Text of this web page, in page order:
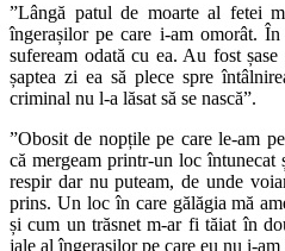
”Lângă patul de moarte al fetei
îngerașilor pe care i-am omorât.
sufeream odată cu ea. Au fost
șaptea zi ea să plece spre
criminal nu l-a lăsat să se nască”.
”Obosit de nopțile pe care le-am
că mergeam printr-un loc întunecat
respir dar nu puteam, de unde
prins. Un loc în care gălăgia mă
și cum un trăsnet m-ar fi tăiat în
jale al îngerașilor pe care eu nu i-am